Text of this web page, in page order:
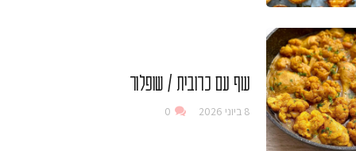
עוף עם כרובית / שופלור
8 ביוני 2026 0